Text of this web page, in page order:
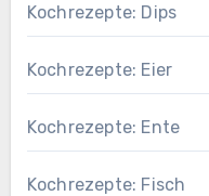
Kochrezepte: Dips
Kochrezepte: Eier
Kochrezepte: Ente
Kochrezepte: Fisch